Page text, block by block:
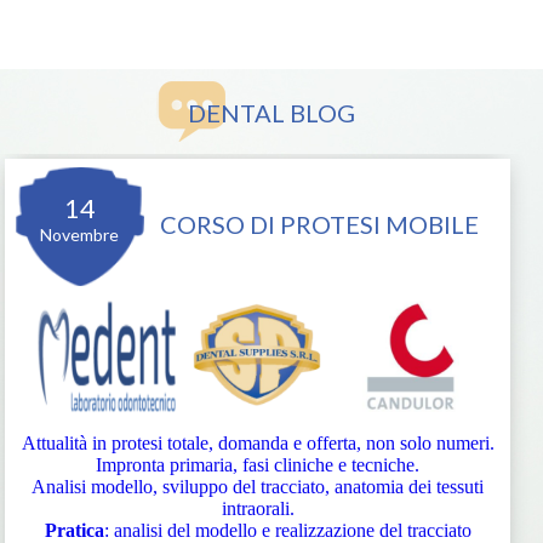
DENTAL BLOG
14
Novembre CORSO DI PROTESI MOBILE
Attualità in protesi totale, domanda e offerta, non solo numeri.
Impronta primaria, fasi cliniche e tecniche.
Analisi modello, sviluppo del tracciato, anatomia dei tessuti
intraorali.
Pratica: analisi del modello e realizzazione del tracciato